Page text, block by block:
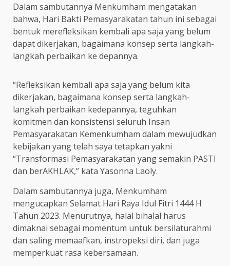
Dalam sambutannya Menkumham mengatakan
bahwa, Hari Bakti Pemasyarakatan tahun ini sebagai
bentuk merefleksikan kembali apa saja yang belum
dapat dikerjakan, bagaimana konsep serta langkah-
langkah perbaikan ke depannya.
“Refleksikan kembali apa saja yang belum kita
dikerjakan, bagaimana konsep serta langkah-
langkah perbaikan kedepannya, teguhkan
komitmen dan konsistensi seluruh Insan
Pemasyarakatan Kemenkumham dalam mewujudkan
kebijakan yang telah saya tetapkan yakni
“Transformasi Pemasyarakatan yang semakin PASTI
dan berAKHLAK,” kata Yasonna Laoly.
Dalam sambutannya juga, Menkumham
mengucapkan Selamat Hari Raya Idul Fitri 1444 H
Tahun 2023. Menurutnya, halal bihalal harus
dimaknai sebagai momentum untuk bersilaturahmi
dan saling memaafkan, instropeksi diri, dan juga
memperkuat rasa kebersamaan.